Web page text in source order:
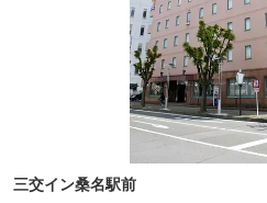
三交イン桑名駅前